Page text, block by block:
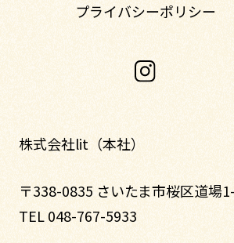
プライバシーポリシー
株式会社lit（本社）
〒338-0835 さいたま市桜区道場
TEL 048-767-5933